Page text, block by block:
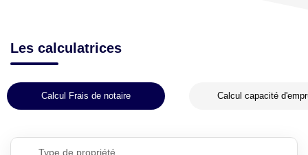
Les calculatrices
Calcul Frais de notaire Calcul capacité